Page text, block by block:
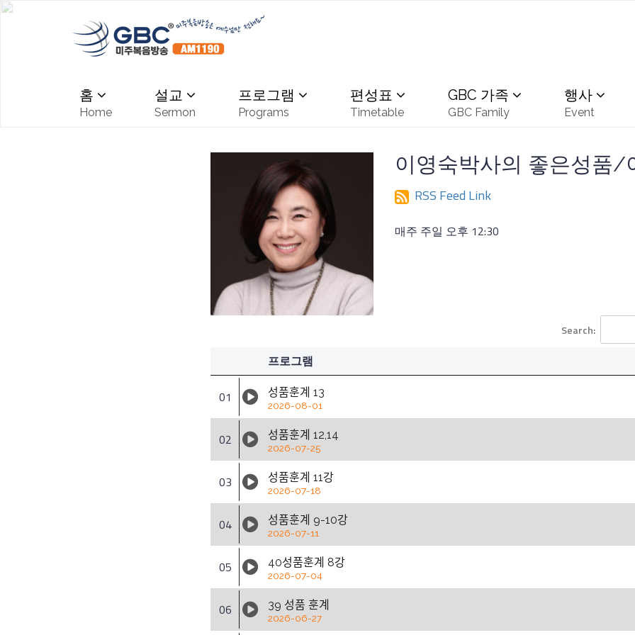
홈
Home
설교
Sermon
프로그램
Programs
편성표
Timetable
GBC 가족
GBC Family
행사
Event
이영숙박사의 좋은성품/
RSS Feed Link
매주 주일 오후 12:30
Search:
프로그램
01 성품훈계 13
2026-08-01
02 성품훈계 12,14
2026-07-25
03 성품훈계 11강
2026-07-18
04 성품훈계 9-10강
2026-07-11
05 40성품훈계 8강
2026-07-04
06 39 성품 훈계
2026-06-27